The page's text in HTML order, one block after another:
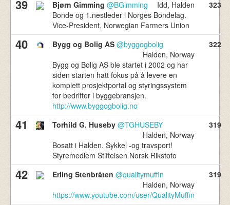
39 Bjørn Gimming @BGimming
Idd, Halden
Bonde og 1.nestleder i Norges Bondelag.
Vice-President, Norwegian Farmers Union
323
40 Bygg og Bolig AS @byggogbolig
Halden, Norway
Bygg og Bolig AS ble startet i 2002 og har
siden starten hatt fokus på å levere en
komplett prosjektportal og styringssystem
for bedrifter i byggebransjen.
http://www.byggogbolig.no
322
41 Torhild G. Huseby @TGHUSEBY
Halden, Norway
Bosatt i Halden. Sykkel -og travsport!
Styremedlem Stiftelsen Norsk Rikstoto
319
42 Erling Stenbråten @qualitymuffin
Halden, Norway
https://www.youtube.com/user/QualityMuffin
319